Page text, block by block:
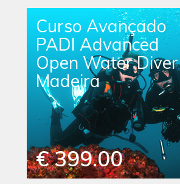
Curso Avançado
PADI Advanced
Open Water Diver
Madeira
€ 399.00